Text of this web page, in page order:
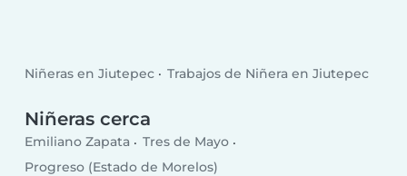
Niñeras en Jiutepec Trabajos de Niñera en Jiutepec
Niñeras cerca
Emiliano Zapata
Tres de Mayo
Progreso (Estado de Morelos)